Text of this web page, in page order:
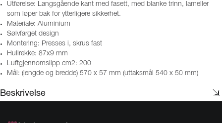
Utførelse: Langsgående kant med fasett, med blanke trinn, lameller
som løper bak for ytterligere sikkerhet.
Materiale: Aluminium
Sølvfarget design
Montering: Presses i, skrus fast
Hullrekke: 87x9 mm
Luftgjennomslipp cm2: 200
Mål: (lengde og bredde) 570 x 57 mm (uttaksmål 540 x 50 mm)
Beskrivelse